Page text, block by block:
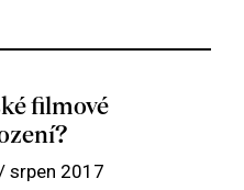
filmové
srpen 2017